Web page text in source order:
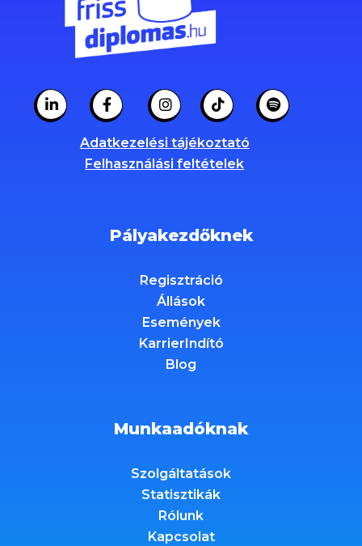
Adatkezelési tájékoztató
Felhasználási feltételek
Pályakezdőknek
Regisztráció
Állások
Események
KarrierIndító
Blog
Munkaadóknak
Szolgáltatások
Statisztikák
Rólunk
Kapcsolat